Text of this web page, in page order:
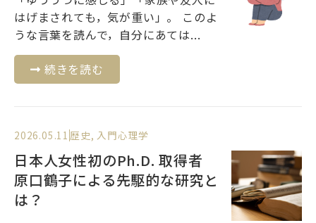
はげまされても，気が重い」。 このよ
うな言葉を読んで，自分にあては...
続きを読む
2026.05.11 歴史, 入門心理学
日本人女性初のPh.D. 取得者
原口鶴子による先駆的な研究と
は？